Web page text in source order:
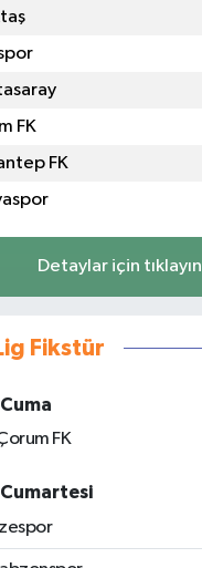
FK
FK
Detaylar için tıklayın
Fikstür
FK